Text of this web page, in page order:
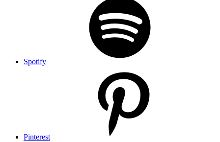
Spotify
Pinterest